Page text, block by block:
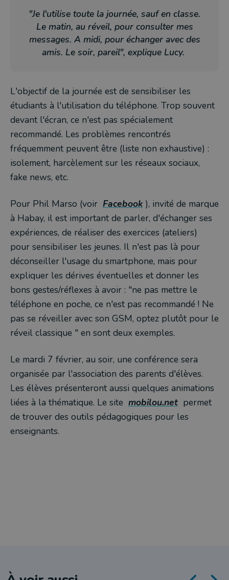
"Je l'utilise toute la journée, sauf en classe.
Le matin, au réveil, pour consulter mes
messages. A midi, pour échanger avec des
amis. Le soir, pareil", explique Lucy.
L'objectif de la journée est de sensibiliser les
étudiants à l'utilisation du téléphone. Trop souvent
devant l'écran, ce n'est pas spécialement
recommandé. Les problèmes rencontrés
fréquemment peuvent être (liste non exhaustive) :
isolement, harcèlement sur les réseaux sociaux,
fake news, etc.
Pour Phil Marso (voir Facebook ), invité de marque
à Habay, il est important de parler, d'échanger ses
expériences, de réaliser des exercices (ateliers)
pour sensibiliser les jeunes. Il n'est pas là pour
déconseiller l'usage du smartphone, mais pour
expliquer les dérives éventuelles et donner les
bons gestes/réflexes à avoir : "ne pas mettre le
téléphone en poche, ce n'est pas recommandé ! Ne
pas se réveiller avec son GSM, optez plutôt pour le
réveil classique " en sont deux exemples.
Le mardi 7 février, au soir, une conférence sera
organisée par l'association des parents d'élèves.
Les élèves présenteront aussi quelques animations
liées à la thématique. Le site mobilou.net permet
de trouver des outils pédagogiques pour les
enseignants.